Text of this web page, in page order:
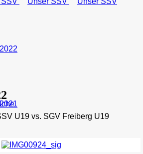
U19 vs. SGV Freiberg U19